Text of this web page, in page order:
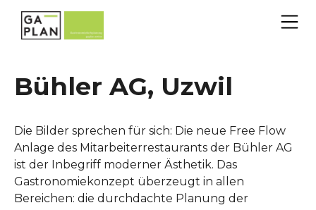
Bühler AG, Uzwil
Die Bilder sprechen für sich: Die neue Free Flow
Anlage des Mitarbeiterrestaurants der Bühler AG
ist der Inbegriff moderner Ästhetik. Das
Gastronomiekonzept überzeugt in allen
Bereichen: die durchdachte Planung der